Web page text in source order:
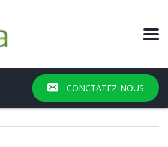
CONCTATEZ-NOUS